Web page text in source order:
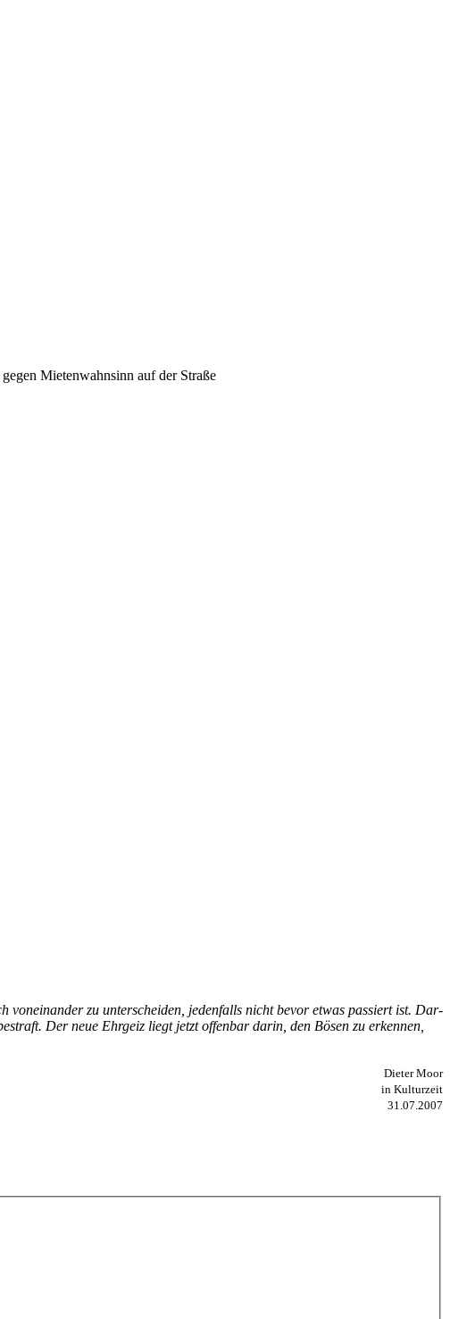
Mietenwahnsinn auf der Straße
von­ein­an­der zu un­ter­schei­den, je­den­falls nicht be­vor et­was pas­siert ist. Dar­
Der neue Ehr­geiz liegt jetzt of­fen­bar dar­in, den Bö­sen zu er­ken­nen,
Dieter Moor
in Kulturzeit
31.07.2007